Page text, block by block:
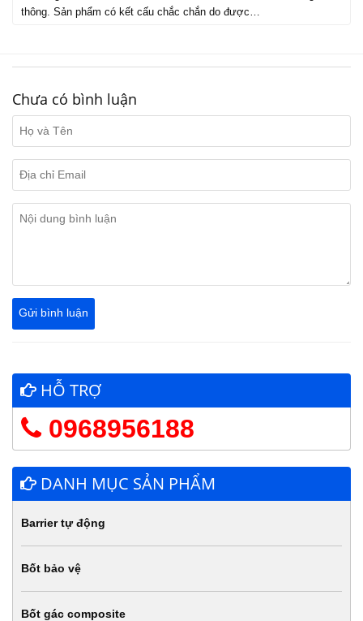
thông. Sản phẩm có kết cấu chắc chắn do được…
Chưa có bình luận
HỖ TRỢ
0968956188
DANH MỤC SẢN PHẨM
Barrier tự động
Bốt bảo vệ
Bốt gác composite